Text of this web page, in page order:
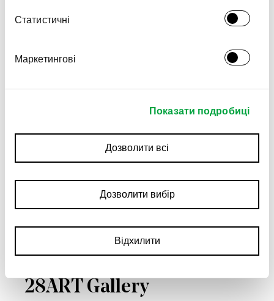
Статистичні
Маркетингові
Показати подробиці
Дозволити всі
Дозволити вибір
Відхилити
28ART Gallery